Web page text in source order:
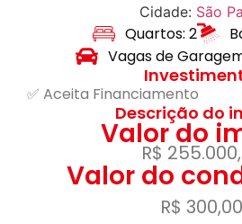
Cidade: São
Quartos: 2
Vagas de
✅ Aceita Financiamento
Descrição do
Valor do
R$
Valor do
R$ 300,00